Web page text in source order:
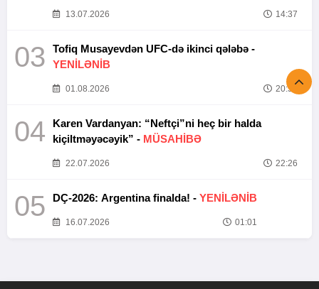
13.07.2026 14:37
03
Tofiq Musayevdən UFC-də ikinci qələbə -
YENİLƏNİB
01.08.2026 20:52
04
Karen Vardanyan: “Neftçi”ni heç bir halda
kiçiltməyəcəyik” - MÜSAHİBƏ
22.07.2026 22:26
05 DÇ-2026: Argentina finalda! - YENİLƏNİB
16.07.2026 01:01